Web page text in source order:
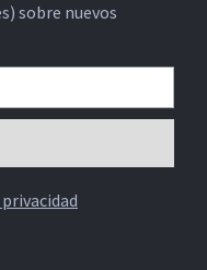
sobre nuevos